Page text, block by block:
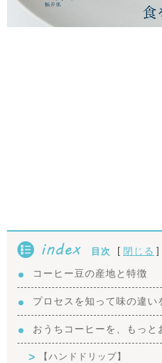
index 目次 [ 閉じる ]
コーヒー豆の産地と特徴
プロセスを知って味の違い
おうちコーヒーを、もっと
【ハンドドリップ】